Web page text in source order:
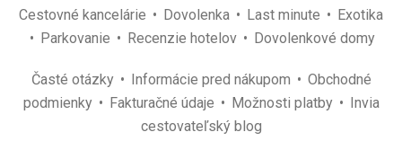
Cestovné kancelárie Dovolenka Last minute
Exotika
Parkovanie
Recenzie hotelov Dovolenkové domy
Časté otázky Informácie pred nákupom
Obchodné
podmienky
Fakturačné údaje Možnosti platby
Invia
cestovateľský blog